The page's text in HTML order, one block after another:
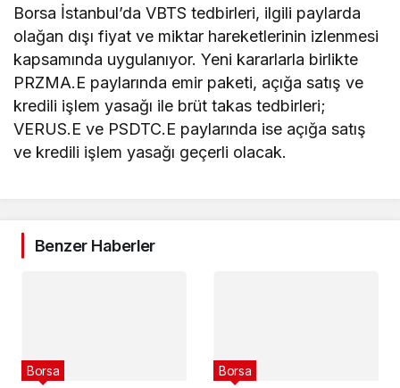
Borsa İstanbul’da VBTS tedbirleri, ilgili paylarda
olağan dışı fiyat ve miktar hareketlerinin izlenmesi
kapsamında uygulanıyor. Yeni kararlarla birlikte
PRZMA.E paylarında emir paketi, açığa satış ve
kredili işlem yasağı ile brüt takas tedbirleri;
VERUS.E ve PSDTC.E paylarında ise açığa satış
ve kredili işlem yasağı geçerli olacak.
Benzer Haberler
Borsa Borsa